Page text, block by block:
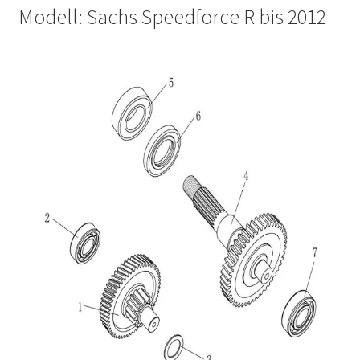
Modell: Sachs Speedforce R bis 2012